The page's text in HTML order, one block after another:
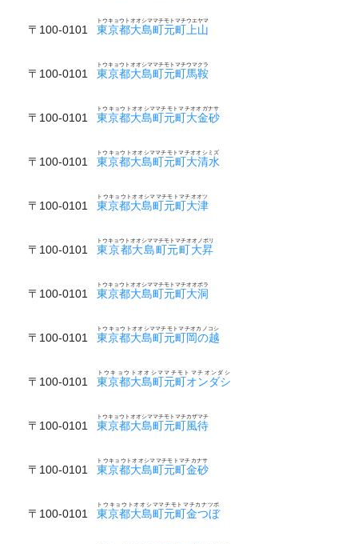
〒100-0101 東京都大島町元町上山
トウキョウトオオシママチモトマチウエヤマ
〒100-0101 東京都大島町元町馬鞍
トウキョウトオオシママチモトマチウマクラ
〒100-0101 東京都大島町元町大金砂
トウキョウトオオシママチモトマチオオガナサ
〒100-0101 東京都大島町元町大清水
トウキョウトオオシママチモトマチオオシミズ
〒100-0101 東京都大島町元町大津
トウキョウトオオシママチモトマチオオツ
〒100-0101 東京都大島町元町大昇
トウキョウトオオシママチモトマチオオノボリ
〒100-0101 東京都大島町元町大洞
トウキョウトオオシママチモトマチオオボラ
〒100-0101 東京都大島町元町岡の越
トウキョウトオオシママチモトマチオカノコシ
〒100-0101 東京都大島町元町オンダシ
トウキョウトオオシママチモトマチオンダシ
〒100-0101 東京都大島町元町風待
トウキョウトオオシママチモトマチカザマチ
〒100-0101 東京都大島町元町金砂
トウキョウトオオシママチモトマチカナサ
〒100-0101 東京都大島町元町金つぼ
トウキョウトオオシママチモトマチカナツボ